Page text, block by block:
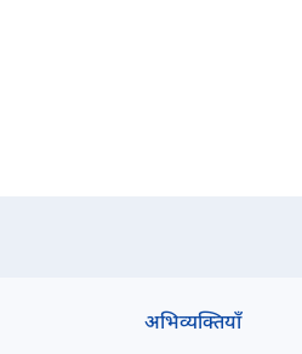
अभिव्यक्तियाँ